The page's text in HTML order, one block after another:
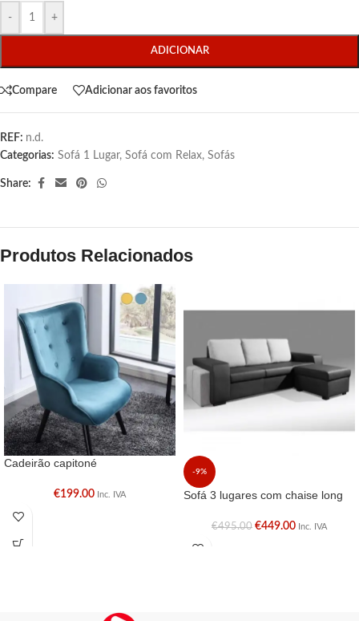
- +
ADICIONAR
Compare Adicionar aos favoritos
REF: n.d.
Categorias: Sofá 1 Lugar, Sofá com Relax, Sofás
Share:
Produtos Relacionados
Cadeirão capitoné
€199.00 Inc. IVA
-9%
Sofá 3 lugares com chaise long
€495.00 €449.00 Inc. IVA